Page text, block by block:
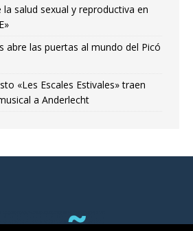
salud sexual y reproductiva en
abre las puertas al mundo del Picó
«Les Escales Estivales» traen
a Anderlecht